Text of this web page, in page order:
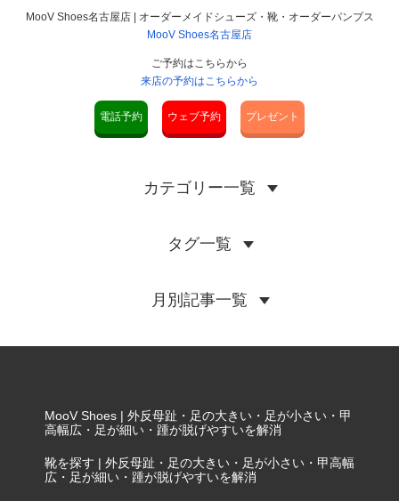
MooV Shoes名古屋店 | オーダーメイドシューズ・靴・オーダーパンプス
MooV Shoes名古屋店
ご予約はこちらから
来店の予約はこちらから
電話予約 ウェブ予約 プレゼント
カテゴリー一覧
タグ一覧
月別記事一覧
MooV Shoes | 外反母趾・足の大きい・足が小さい・甲
高幅広・足が細い・踵が脱げやすいを解消
靴を探す | 外反母趾・足の大きい・足が小さい・甲高幅
広・足が細い・踵が脱げやすいを解消